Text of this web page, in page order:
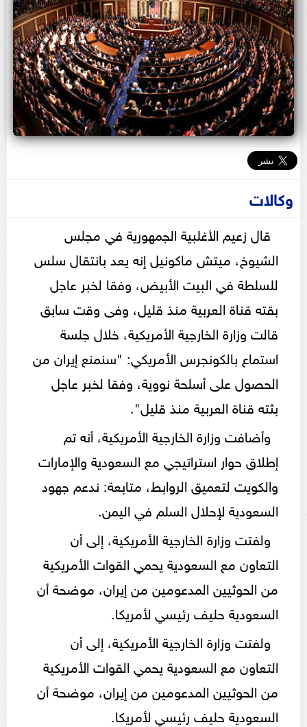
وكالات
قال زعيم الأغلبية الجمهورية في مجلس
الشيوخ، ميتش ماكونيل إنه يعد بانتقال سلس
للسلطة في البيت الأبيض، وفقا لخبر عاجل
بقته قناة العربية منذ قليل، وفى وقت سابق
قالت وزارة الخارجية الأمريكية، خلال جلسة
استماع بالكونجرس الأمريكي: "سنمنع إيران من
الحصول على أسلحة نووية، وفقا لخبر عاجل
بثته قناة العربية منذ قليل".
وأضافت وزارة الخارجية الأمريكية، أنه تم
إطلاق حوار استراتيجي مع السعودية والإمارات
والكويت لتعميق الروابط، متابعة: ندعم جهود
السعودية لإحلال السلم في اليمن.
ولفتت وزارة الخارجية الأمريكية، إلى أن
التعاون مع السعودية يحمي القوات الأمريكية
من الحوثيين المدعومين من إيران، موضحة أن
السعودية حليف رئيسي لأمريكا.
ولفتت وزارة الخارجية الأمريكية، إلى أن
التعاون مع السعودية يحمي القوات الأمريكية
من الحوثيين المدعومين من إيران، موضحة أن
السعودية حليف رئيسي لأمريكا.